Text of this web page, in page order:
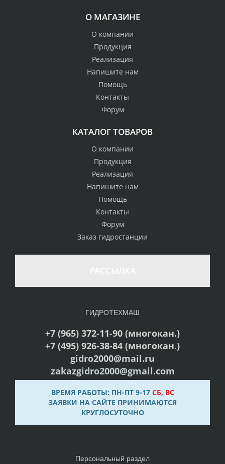
О МАГАЗИНЕ
О компании
Продукция
Реализация
Напишите нам
Помощь
Контакты
Форум
КАТАЛОГ ТОВАРОВ
О компании
Продукция
Реализация
Напишите нам
Помощь
Контакты
Форум
Заказ гидростанции
ГИДРОТЕХМАШ
+7 (965) 372-11-90 (многокан.)
+7 (495) 926-38-84 (многокан.)
gidro2000@mail.ru
zakazgidro2000@gmail.com
ВРЕМЯ РАБОТЫ: ПН-ПТ 9-17 СБ, ВС
ЗАЯВКИ НА САЙТЕ ПРИНИМАЮТСЯ
КРУГЛОСУТОЧНО
Персональный раздел